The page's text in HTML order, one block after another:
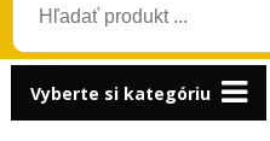
Vyberte si kategóriu